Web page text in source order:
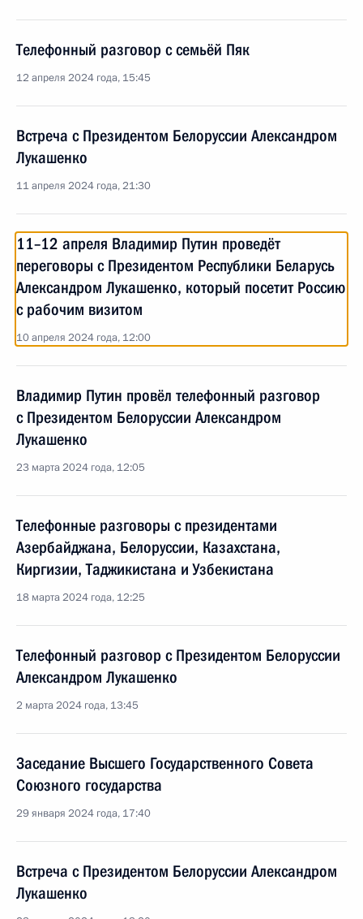
Телефонный разговор с семьёй Пяк
12 апреля 2024 года, 15:45
Встреча с Президентом Белоруссии Александром
Лукашенко
11 апреля 2024 года, 21:30
11–12 апреля Владимир Путин проведёт
переговоры с Президентом Республики Беларусь
Александром Лукашенко, который посетит Россию
с рабочим визитом
10 апреля 2024 года, 12:00
Владимир Путин провёл телефонный разговор
с Президентом Белоруссии Александром
Лукашенко
23 марта 2024 года, 12:05
Телефонные разговоры с президентами
Азербайджана, Белоруссии, Казахстана,
Киргизии, Таджикистана и Узбекистана
18 марта 2024 года, 12:25
Телефонный разговор с Президентом Белоруссии
Александром Лукашенко
2 марта 2024 года, 13:45
Заседание Высшего Государственного Совета
Союзного государства
29 января 2024 года, 17:40
Встреча с Президентом Белоруссии Александром
Лукашенко